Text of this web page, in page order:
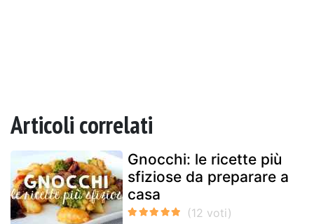
Articoli correlati
Gnocchi: le ricette più
sfiziose da preparare a
casa